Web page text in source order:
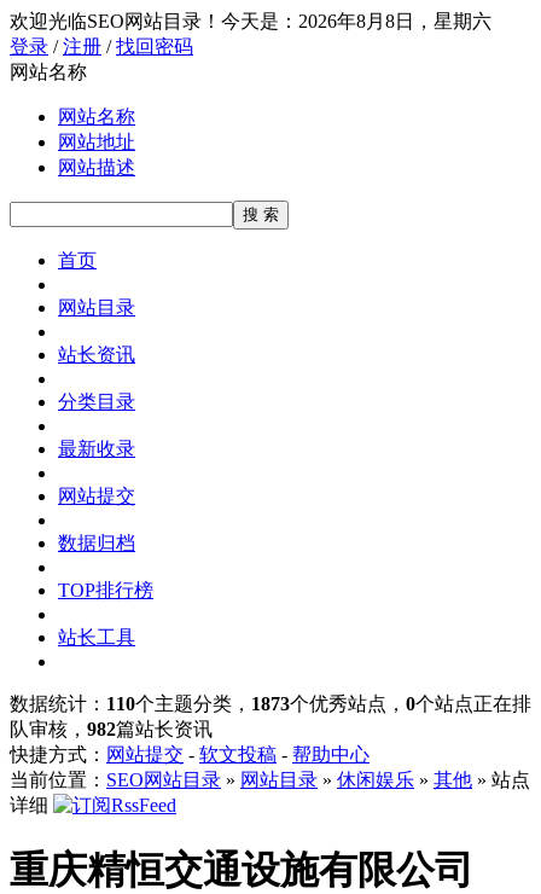
欢迎光临SEO网站目录！ 今天是：2026年8月8日，星期六
登录 /注册 /找回密码
网站名称
网站名称
网站地址
网站描述
首页
网站目录
站长资讯
分类目录
最新收录
网站提交
数据归档
TOP排行榜
站长工具
数据统计： 110个主题分类， 1873个优秀站点， 0个站点正在排
队审核， 982篇站长资讯
快捷方式： 网站提交 - 软文投稿 - 帮助中心
当前位置： SEO网站目录 » 网站目录 » 休闲娱乐 » 其他 » 站点
详细
重庆精恒交通设施有限公司